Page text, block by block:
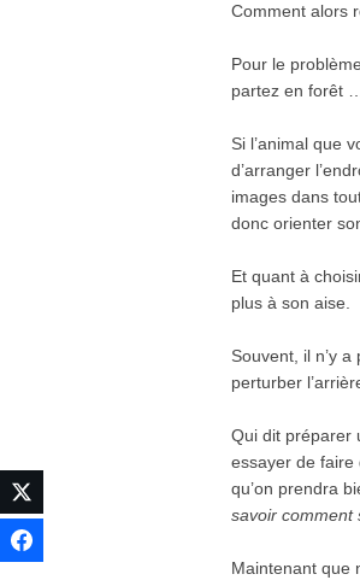
Comment alors
Pour le
partez en forêt
Si l’animal que
d’arranger
images dans
donc orienter
Et quant à
plus à son aise.
Souvent, il n’y
perturber
Qui dit préparer
essayer de faire
qu’on prendra
savoir comment
Maintenant que